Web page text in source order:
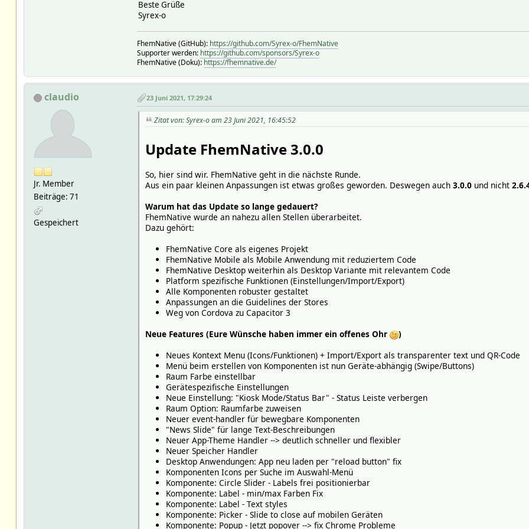
Beste Grüße
Syrex-o
FhemNative (GitHub): https://github.com/Syrex-o/FhemNative
Supporter werden: https://github.com/sponsors/Syrex-o
FhemNative (Doku): https://fhemnative.de/
claudio
Jr. Member
Beiträge: 71
Gespeichert
23 Juni 2021, 17:29:24
Zitat von: Syrex-o am 23 Juni 2021, 16:45:52
Update FhemNative 3.0.0
So, hier sind wir. FhemNative geht in die nächste Runde.
Aus ein paar kleinen Anpassungen ist etwas großes geworden. Deswegen auch 3.0.0und nicht
Warum hat das Update so lange gedauert?
FhemNative wurde an nahezu allen Stellen überarbeitet.
Dazu gehört:
FhemNative Core als eigenes Projekt
FhemNative Mobile als Mobile Anwendung mit reduziertem Code
FhemNative Desktop weiterhin als Desktop Variante mit relevantem Code
Platform spezifische Funktionen (Einstellungen/Import/Export)
Alle Komponenten robuster gestaltet
Anpassungen an die Guidelines der Stores
Weg von Cordova zu Capacitor 3
Neue Features (Eure Wünsche haben immer ein offenes Ohr
)
Neues Kontext Menu (Icons/Funktionen) + Import/Export als transparenter text und QR-Code
Menü beim erstellen von Komponenten ist nun Geräte-abhängig (Swipe/Buttons)
Raum Farbe einstellbar
Gerätespezifische Einstellungen
Neue Einstellung: "Kiosk Mode/Status Bar" - Status Leiste verbergen
Raum Option: Raumfarbe zuweisen
Neuer event-handler für bewegbare Komponenten
"News Slide" für lange Text-Beschreibungen
Neuer App-Theme Handler --> deutlich schneller und flexibler
Neuer Speicher Handler
Desktop Anwendungen: App neu laden per "reload button" fix
Komponenten Icons per Suche im Auswahl-Menü
Komponente: Circle Slider - Labels frei positionierbar
Komponente: Label - min/max Farben Fix
Komponente: Label - Text styles
Komponente: Picker - Slide to close auf mobilen Geräten
Komponente: Popup - Jetzt popover --> fix Chrome Probleme